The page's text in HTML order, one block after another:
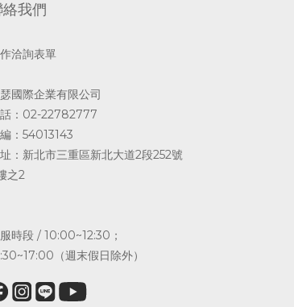
我們
洽詢表單
國際企業有限公司
：02-22782777
：54013143
：新北市三重區新北大道2段252號
之2
時段 / 10:00~12:30；
（週末假日除外）